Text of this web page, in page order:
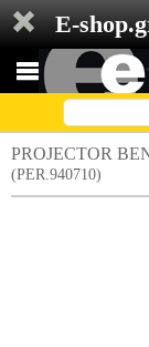
E-
PROJECTOR
(PER.940710)